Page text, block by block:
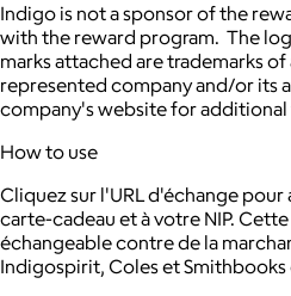
Indigo is not a sponsor of the
with the reward program. The
marks attached are trademarks
represented company and/or its
company's website for
How to use
Cliquez sur l'URL d'échange
carte-cadeau et à votre NIP.
échangeable contre de la
Indigospirit, Coles et Smithbooks